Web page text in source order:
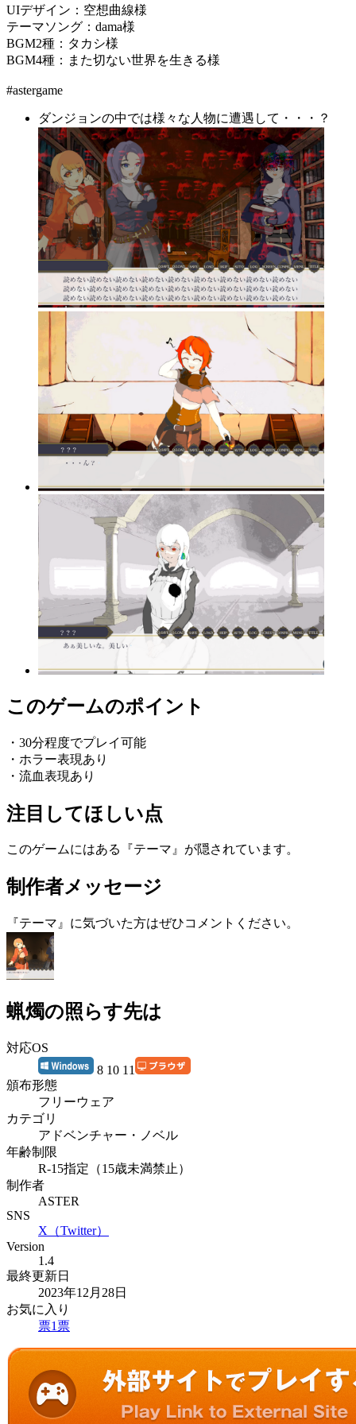
UIデザイン：空想曲線様
テーマソング：dama様
BGM2種：タカシ様
BGM4種：また切ない世界を生きる様
#astergame
ダンジョンの中では様々な人物に遭遇して・・・？
このゲームのポイント
・30分程度でプレイ可能
・ホラー表現あり
・流血表現あり
注目してほしい点
このゲームにはある『テーマ』が隠されています。
制作者メッセージ
『テーマ』に気づいた方はぜひコメントください。
蝋燭の照らす先は
対応OS
8 10 11
頒布形態
フリーウェア
カテゴリ
アドベンチャー・ノベル
年齢制限
R-15指定（15歳未満禁止）
制作者
ASTER
SNS
X（Twitter）
Version
1.4
最終更新日
2023年12月28日
お気に入り
票1 票